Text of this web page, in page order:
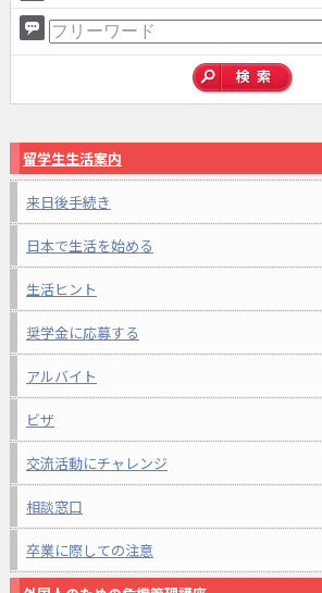
留学生生活案内
来日後手続き
日本で生活を始める
生活ヒント
奨学金に応募する
アルバイト
ビザ
交流活動にチャレンジ
相談窓口
卒業に際しての注意